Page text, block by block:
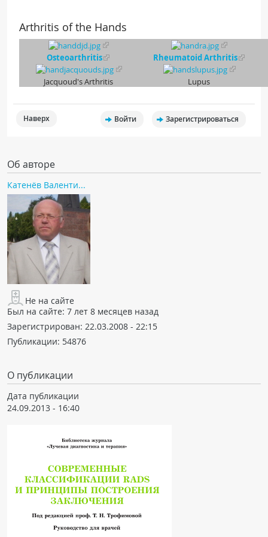
Arthritis of the Hands
Osteoarthritis Rheumatoid Arthritis
Jacquoud's Arthritis Lupus
Наверх Войти Зарегистрироваться
Об авторе
Катенёв Валенти...
Не на сайте
Был на сайте: 7 лет 8 месяцев назад
Зарегистрирован: 22.03.2008 - 22:15
Публикации: 54876
О публикации
Дата публикации
24.09.2013 - 16:40